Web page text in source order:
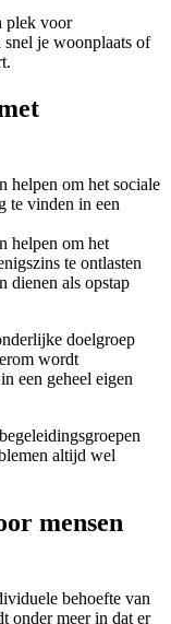
plek voor
snel je woonplaats of
helpen om het sociale
te vinden in een
helpen om het
te ontlasten
dienen als opstap
doelgroep
wordt
een geheel eigen
altijd wel
mensen
behoefte van
onder meer in dat er